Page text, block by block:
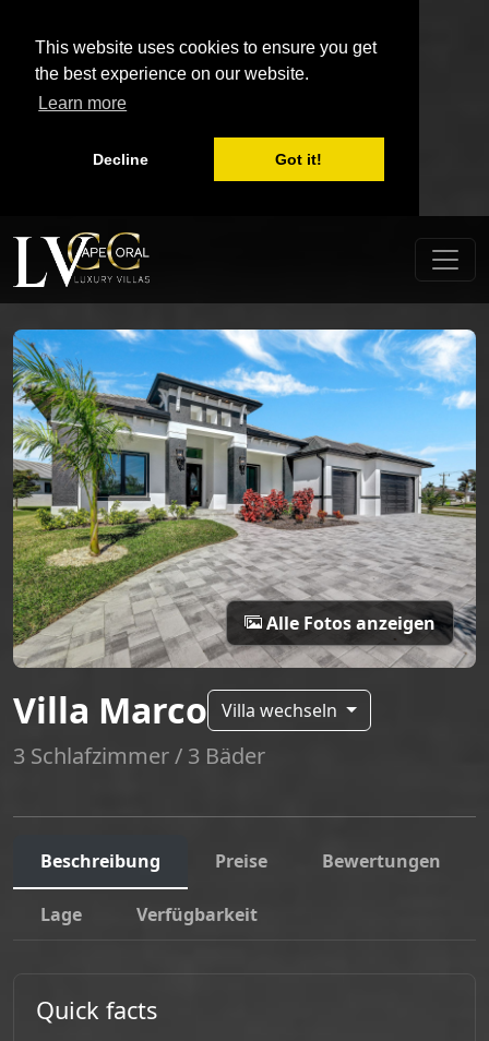
This website uses cookies to ensure you get
the best experience on our website.
Learn more
Decline Got it!
Alle Fotos anzeigen
Villa Marco Villa wechseln
3 Schlafzimmer / 3 Bäder
Beschreibung Preise Bewertungen
Lage Verfügbarkeit
Quick facts